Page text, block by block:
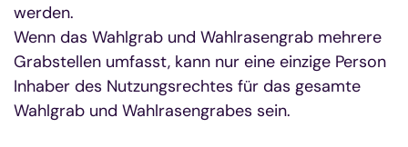
werden.
Wenn das Wahlgrab und Wahlrasengrab mehrere
Grabstellen umfasst, kann nur eine einzige Person
Inhaber des Nutzungsrechtes für das gesamte
Wahlgrab und Wahlrasengrabes sein.